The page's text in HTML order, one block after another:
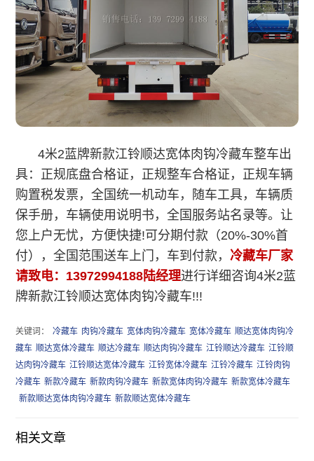
4米2蓝牌新款江铃顺达宽体肉钩冷藏车整车出
具：正规底盘合格证，正规整车合格证，正规车辆
购置税发票，全国统一机动车，随车工具，车辆质
保手册，车辆使用说明书，全国服务站名录等。让
您上户无忧，方便快捷!可分期付款（20%-30%首
付），全国范围送车上门，车到付款， 冷藏车厂家
请致电：13972994188陆经理进行详细咨询4米2蓝
牌新款江铃顺达宽体肉钩冷藏车!!!
关键词： 冷藏车 肉钩冷藏车 宽体肉钩冷藏车 宽体冷藏车 顺达宽体肉钩冷
藏车 顺达宽体冷藏车 顺达冷藏车 顺达肉钩冷藏车 江铃顺达冷藏车 江铃顺
达肉钩冷藏车 江铃顺达宽体冷藏车 江铃宽体冷藏车 江铃冷藏车 江铃肉钩
冷藏车 新款冷藏车 新款肉钩冷藏车 新款宽体肉钩冷藏车 新款宽体冷藏车
新款顺达宽体肉钩冷藏车 新款顺达宽体冷藏车
相关文章